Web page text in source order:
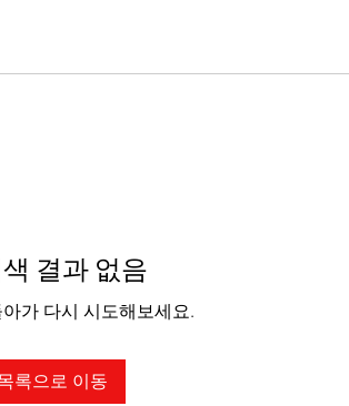
결과 없음
가 다시 시도해보세요.
록으로 이동